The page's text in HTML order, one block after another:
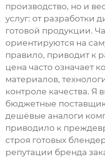
производство, но и
услуг: от разработки
готовой продукции.
ориентируются на
правило, приводит к
цена часто означает
материалов,
контроле качества. Я
бюджетные
дешёвые аналоги
приводило к
строя готовых
репутации бренда